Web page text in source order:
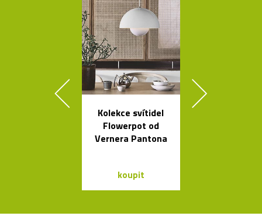
Kolekce svítidel
Flowerpot od
Vernera Pantona
koupit